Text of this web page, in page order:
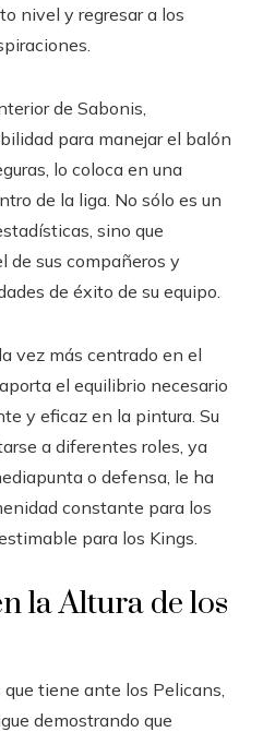
nivel y regresar a los
de Sabonis,
para manejar el balón
lo coloca en una
de la liga. No sólo es un
sino que
de sus compañeros y
de éxito de su equipo.
vez más centrado en el
el equilibrio necesario
y eficaz en la pintura. Su
a diferentes roles, ya
o defensa, le ha
constante para los
para los Kings.
la Altura de los
tiene ante los Pelicans,
demostrando que